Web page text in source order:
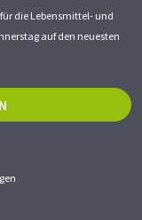
die Lebensmittel- und
auf den neuesten